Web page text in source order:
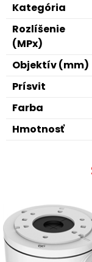
Kategória
Rozlíšenie
(MPx)
Objektív (mm)
Prísvit
Farba
Hmotnosť